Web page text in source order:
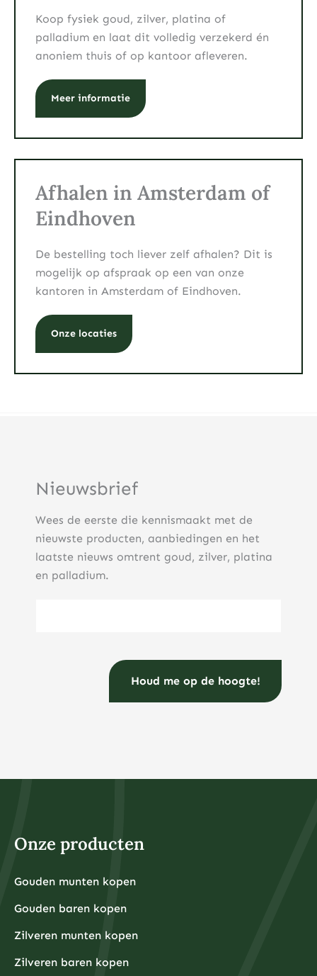
Koop fysiek goud, zilver, platina of
palladium en laat dit volledig verzekerd én
anoniem thuis of op kantoor afleveren.
Meer informatie
Afhalen in Amsterdam of
Eindhoven
De bestelling toch liever zelf afhalen? Dit is
mogelijk op afspraak op een van onze
kantoren in Amsterdam of Eindhoven.
Onze locaties
Nieuwsbrief
Wees de eerste die kennismaakt met de
nieuwste producten, aanbiedingen en het
laatste nieuws omtrent goud, zilver, platina
en palladium.
Onze producten
Gouden munten kopen
Gouden baren kopen
Zilveren munten kopen
Zilveren baren kopen